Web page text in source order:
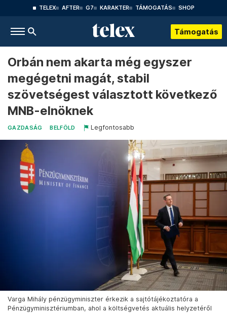
TELEX AFTER G7 KARAKTER TÁMOGATÁS SHOP
Támogatás
Orbán nem akarta még egyszer
megégetni magát, stabil
szövetségest választott következő
MNB-elnöknek
GAZDASÁG BELFÖLD Legfontosabb
Varga Mihály pénzügyminiszter érkezik a sajtótájékoztatóra a
Pénzügyminisztériumban, ahol a költségvetés aktuális helyzetéről